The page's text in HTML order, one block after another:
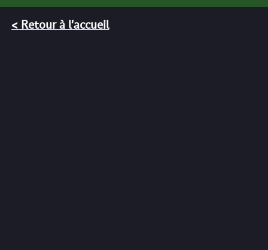
< Retour à l'accueil